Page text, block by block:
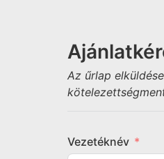
Az űrlap
Vezetéknév